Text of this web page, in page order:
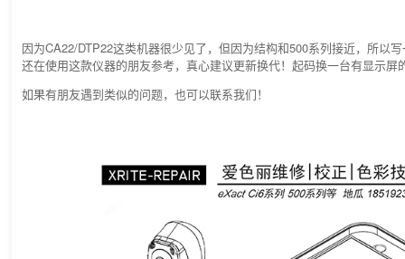
因为CA22/DTP22这类机器很少见了，但因为结构和500系列接近，所以
还在使用这款仪器的朋友参考，真心建议更新换代！起码换一台有显示屏
如果有朋友遇到类似的问题，也可以联系我们！